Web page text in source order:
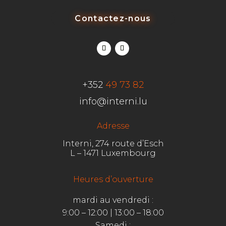
Contactez-nous
+352 49 73 82
info@interni.lu
Adresse
Interni, 274 route d’Esch
L – 1471 Luxembourg
Heures d’ouverture
mardi au vendredi :
9:00 – 12:00 | 13:00 – 18:00